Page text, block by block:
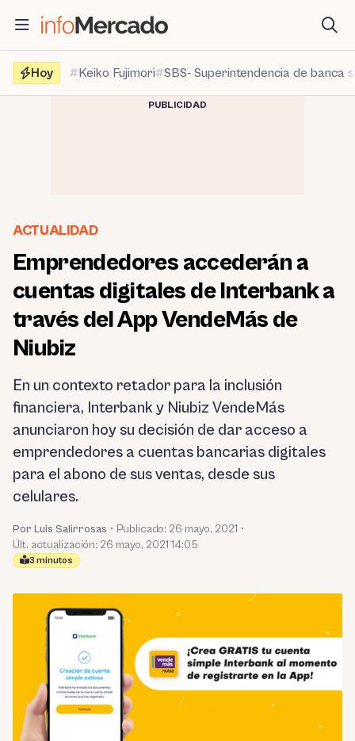
contenido
Hoy
Keiko Fujimori SBS- Superintendencia de banca
PUBLICIDAD
ACTUALIDAD
Emprendedores accederán a
cuentas digitales de Interbank a
través del App VendeMás de
Niubiz
En un contexto retador para la inclusión
financiera, Interbank y Niubiz VendeMás
anunciaron hoy su decisión de dar acceso a
emprendedores a cuentas bancarias digitales
para el abono de sus ventas, desde sus
celulares.
Por Luis Salirrosas • Publicado: 26 mayo, 2021 •
Últ. actualización: 26 mayo, 2021 14:05
3 minutos